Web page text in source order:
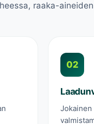
raaka-
02
Jokainen